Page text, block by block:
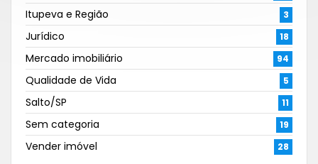
Itupeva e Região 3
Jurídico 18
Mercado imobiliário 94
Qualidade de Vida 5
Salto/SP 11
Sem categoria 19
Vender imóvel 28